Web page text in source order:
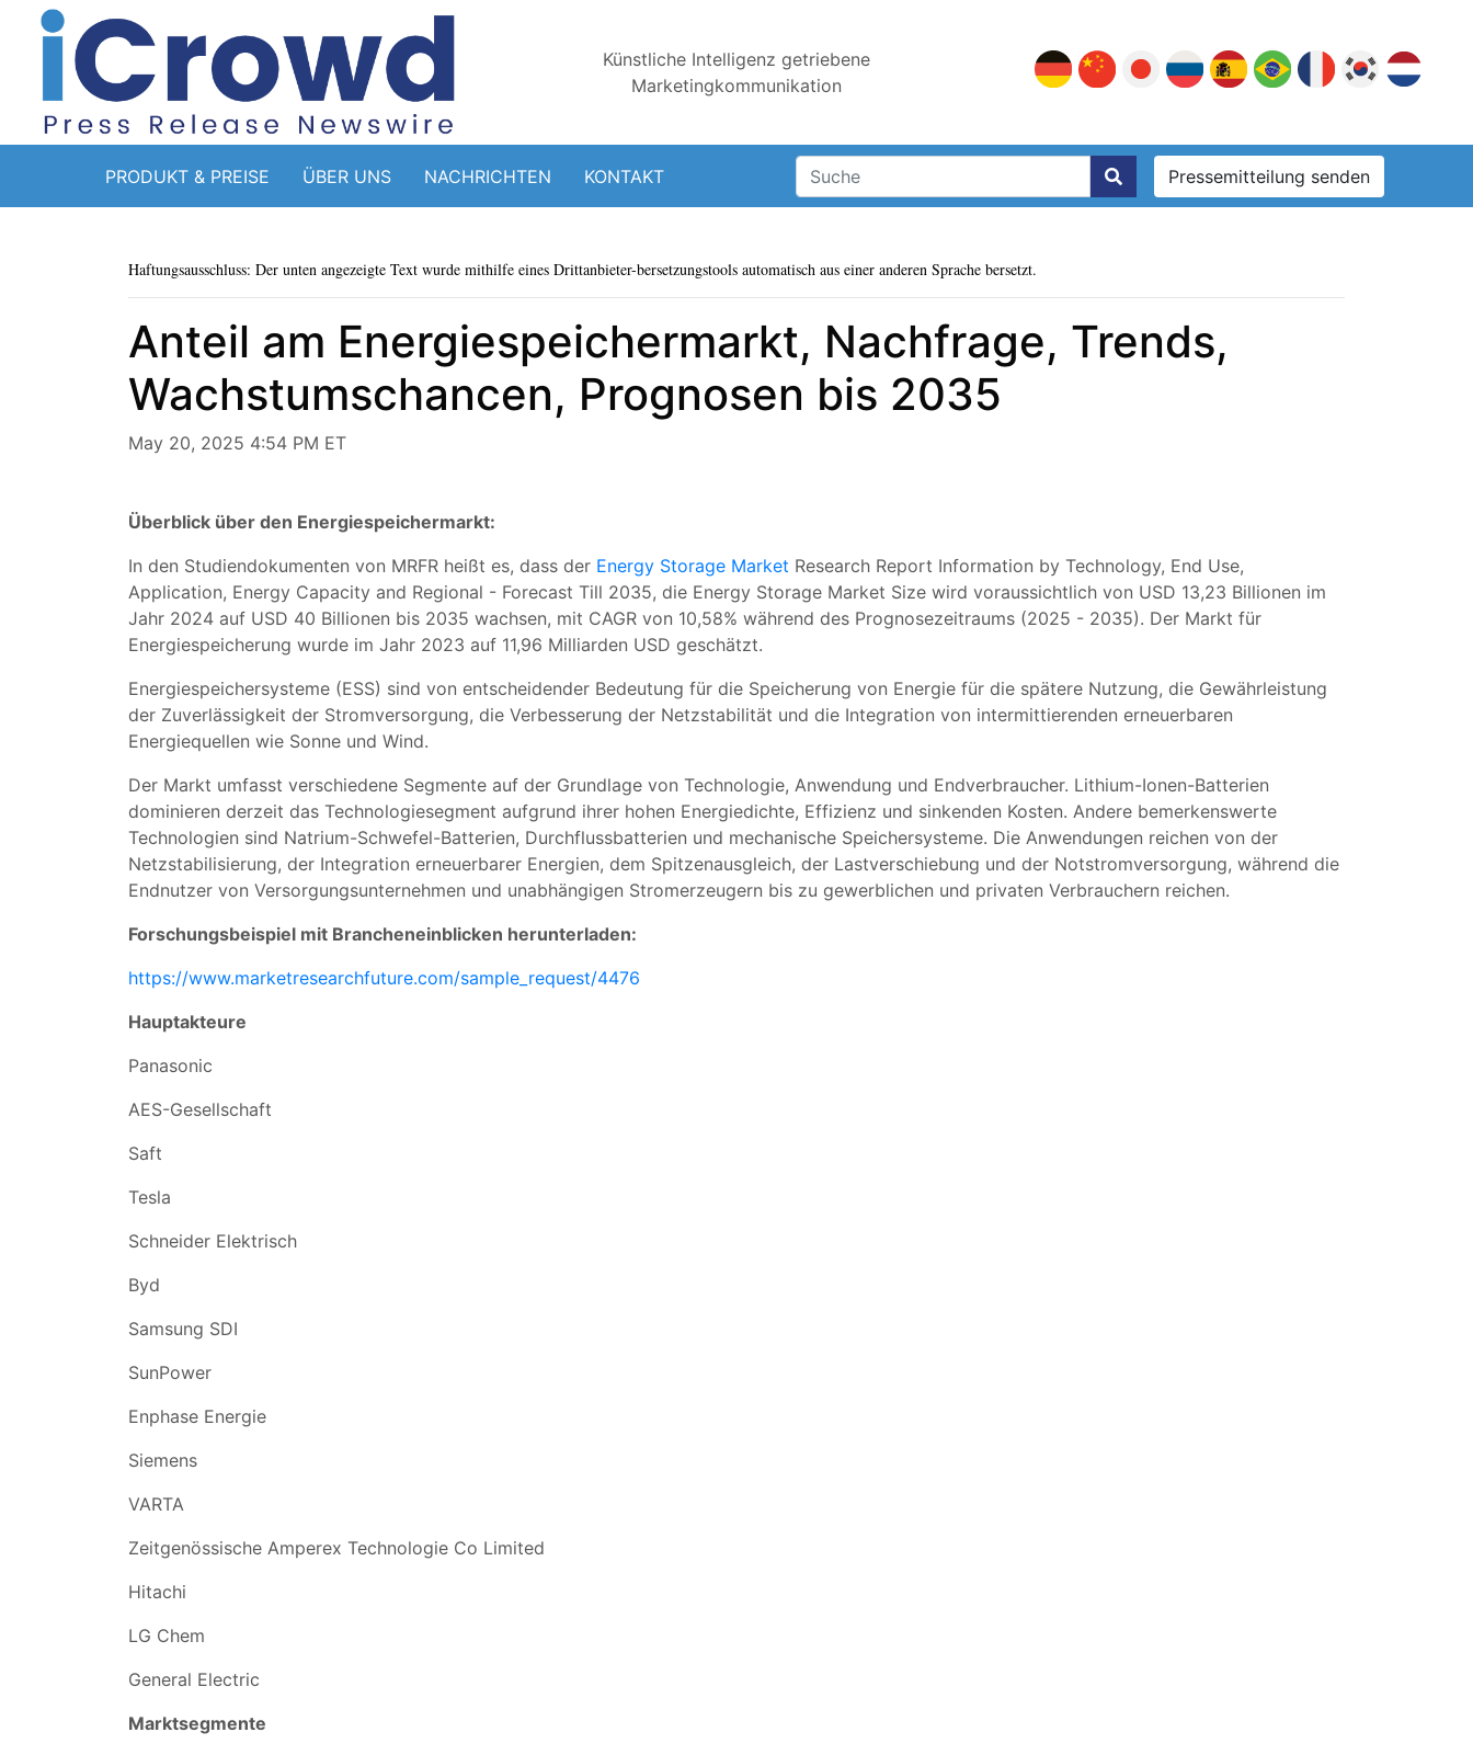
Künstliche Intelligenz getriebene
Marketingkommunikation
PRODUKT & PREISE ÜBER UNS NACHRICHTEN KONTAKT Pressemitteilung senden
Haftungsausschluss: Der unten angezeigte Text wurde mithilfe eines Drittanbieter-bersetzungstools automatisch aus einer anderen Sprache bersetzt.
Anteil am Energiespeichermarkt, Nachfrage, Trends,
Wachstumschancen, Prognosen bis 2035
May 20, 2025 4:54 PM ET
Überblick über den Energiespeichermarkt:
In den Studiendokumenten von MRFR heißt es, dass der Energy Storage Market Research Report Information by Technology, End Use,
Application, Energy Capacity and Regional - Forecast Till 2035, die Energy Storage Market Size wird voraussichtlich von USD 13,23 Billionen im
Jahr 2024 auf USD 40 Billionen bis 2035 wachsen, mit CAGR von 10,58% während des Prognosezeitraums (2025 - 2035). Der Markt für
Energiespeicherung wurde im Jahr 2023 auf 11,96 Milliarden USD geschätzt.
Energiespeichersysteme (ESS) sind von entscheidender Bedeutung für die Speicherung von Energie für die spätere Nutzung, die Gewährleistung
der Zuverlässigkeit der Stromversorgung, die Verbesserung der Netzstabilität und die Integration von intermittierenden erneuerbaren
Energiequellen wie Sonne und Wind.
Der Markt umfasst verschiedene Segmente auf der Grundlage von Technologie, Anwendung und Endverbraucher. Lithium-Ionen-Batterien
dominieren derzeit das Technologiesegment aufgrund ihrer hohen Energiedichte, Effizienz und sinkenden Kosten. Andere bemerkenswerte
Technologien sind Natrium-Schwefel-Batterien, Durchflussbatterien und mechanische Speichersysteme. Die Anwendungen reichen von der
Netzstabilisierung, der Integration erneuerbarer Energien, dem Spitzenausgleich, der Lastverschiebung und der Notstromversorgung, während die
Endnutzer von Versorgungsunternehmen und unabhängigen Stromerzeugern bis zu gewerblichen und privaten Verbrauchern reichen.
Forschungsbeispiel mit Brancheneinblicken herunterladen:
https://www.marketresearchfuture.com/sample_request/4476
Hauptakteure
Panasonic
AES-Gesellschaft
Saft
Tesla
Schneider Elektrisch
Byd
Samsung SDI
SunPower
Enphase Energie
Siemens
VARTA
Zeitgenössische Amperex Technologie Co Limited
Hitachi
LG Chem
General Electric
Marktsegmente